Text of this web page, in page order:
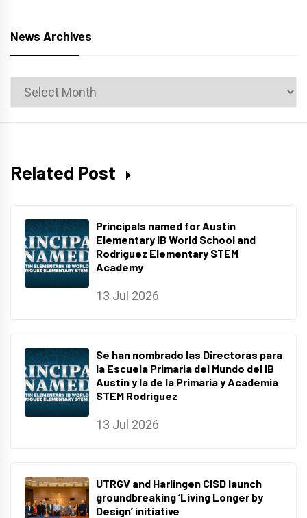
News Archives
News
Archives
Related Post
Principals named for Austin
Elementary IB World School and
Rodriguez Elementary STEM
Academy
13 Jul 2026
Se han nombrado las Directoras para
la Escuela Primaria del Mundo del IB
Austin y la de la Primaria y Academia
STEM Rodriguez
13 Jul 2026
UTRGV and Harlingen CISD launch
groundbreaking ‘Living Longer by
Design’ initiative